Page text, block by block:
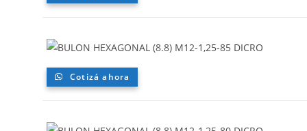
Cotizá ahora